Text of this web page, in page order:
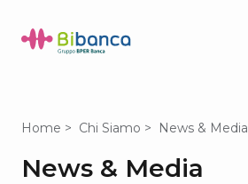
Home Chi Siamo News & Media
News & Media